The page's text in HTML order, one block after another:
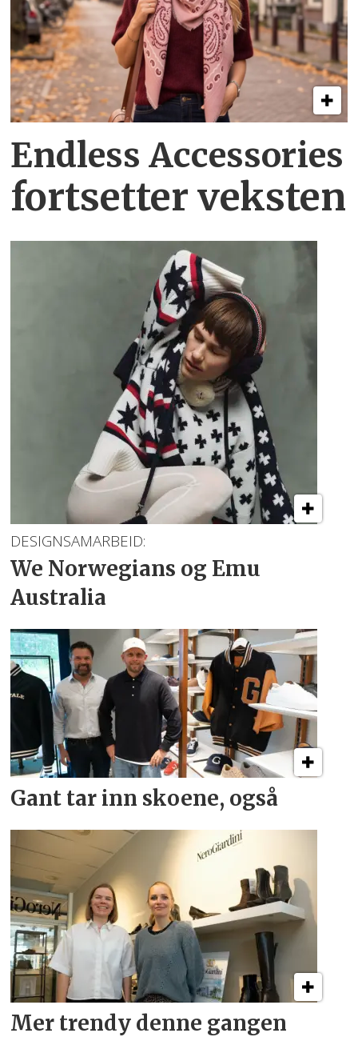
Endless Accessories
fortsetter veksten
DESIGNSAMARBEID:
We Norwegians og Emu
Australia
Gant tar inn skoene, også
Mer trendy denne gangen